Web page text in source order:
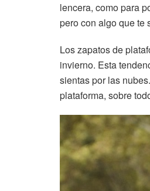
lencera, como para
pero con algo que te
Los zapatos de
invierno. Esta
sientas por las
plataforma, sobre